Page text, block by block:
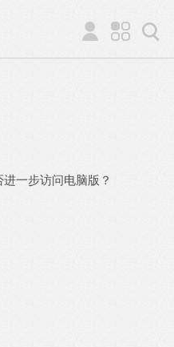
一步访问电脑版？